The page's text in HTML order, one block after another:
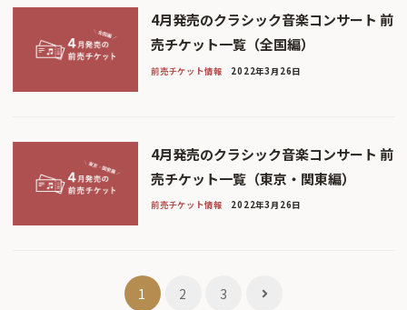
4月発売のクラシック音楽コンサート 前
売チケット一覧（全国編）
前売チケット情報 2022年3月26日
4月発売のクラシック音楽コンサート 前
売チケット一覧（東京・関東編）
前売チケット情報 2022年3月26日
1 2 3